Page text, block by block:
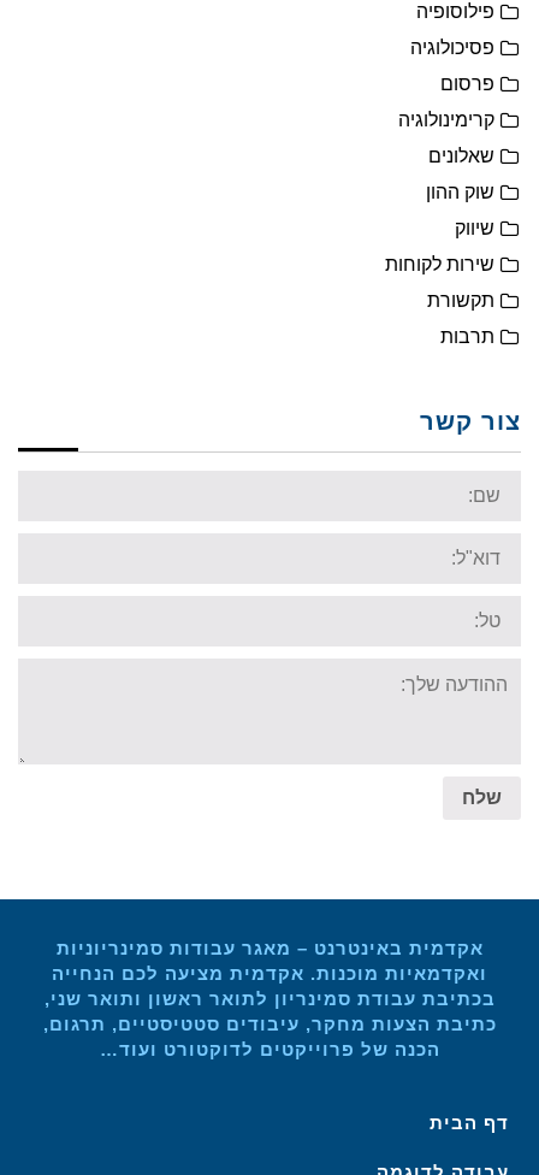
פילוסופיה
פסיכולוגיה
פרסום
קרימינולוגיה
שאלונים
שוק ההון
שיווק
שירות לקוחות
תקשורת
תרבות
צור קשר
message:
שלח
אקדמית באינטרנט – מאגר עבודות סמינריוניות
ואקדמאיות מוכנות. אקדמית מציעה לכם הנחייה
בכתיבת עבודת סמינריון לתואר ראשון ותואר שני,
כתיבת הצעות מחקר, עיבודים סטטיסטיים, תרגום,
הכנה של פרוייקטים לדוקטורט ועוד…
דף הבית